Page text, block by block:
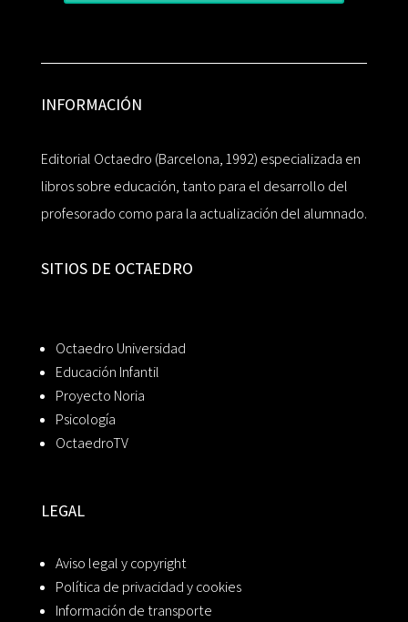
INFORMACIÓN
Editorial Octaedro (Barcelona, 1992) especializada en
libros sobre educación, tanto para el desarrollo del
profesorado como para la actualización del alumnado.
SITIOS DE OCTAEDRO
Octaedro Universidad
Educación Infantil
Proyecto Noria
Psicología
OctaedroTV
LEGAL
Aviso legal y copyright
Política de privacidad y cookies
Información de transporte